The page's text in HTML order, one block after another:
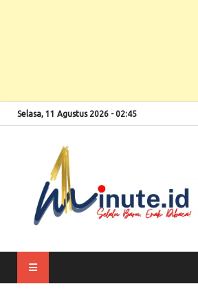
Selasa, 11 Agustus 2026 - 02:45